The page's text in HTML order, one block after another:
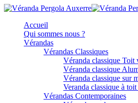
Accueil
Qui sommes nous ?
Vérandas
Vérandas Classiques
Véranda classique Toit
Véranda classique
Véranda classique sur
Veranda classique à
Vérandas Contemporaines